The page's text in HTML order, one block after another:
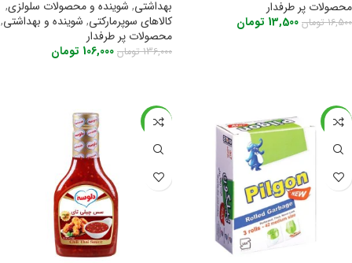
محصولات پر طرفدار
16,500 تومان 13,500 تومان
بهداشتی, شوینده و محصولات سلولزی,
کالاهای سوپرمارکتی, شوینده و بهداشتی,
محصولات پر طرفدار
136,000 تومان 106,000 تومان
-34%
-28%